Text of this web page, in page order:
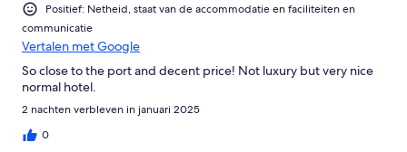
Positief: Netheid, staat van de accommodatie en faciliteiten en
communicatie
Vertalen met Google
So close to the port and decent price! Not luxury but very nice
normal hotel.
2 nachten verbleven in januari 2025
0